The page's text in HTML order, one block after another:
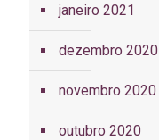
janeiro 2021
dezembro 2020
novembro 2020
outubro 2020